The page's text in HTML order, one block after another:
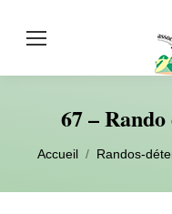
67 –
Accueil Randos-